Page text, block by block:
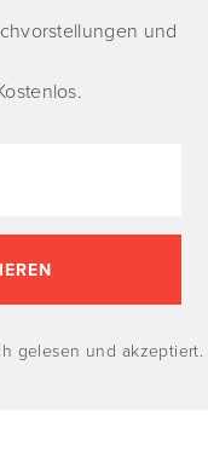
und
gelesen und akzeptiert.